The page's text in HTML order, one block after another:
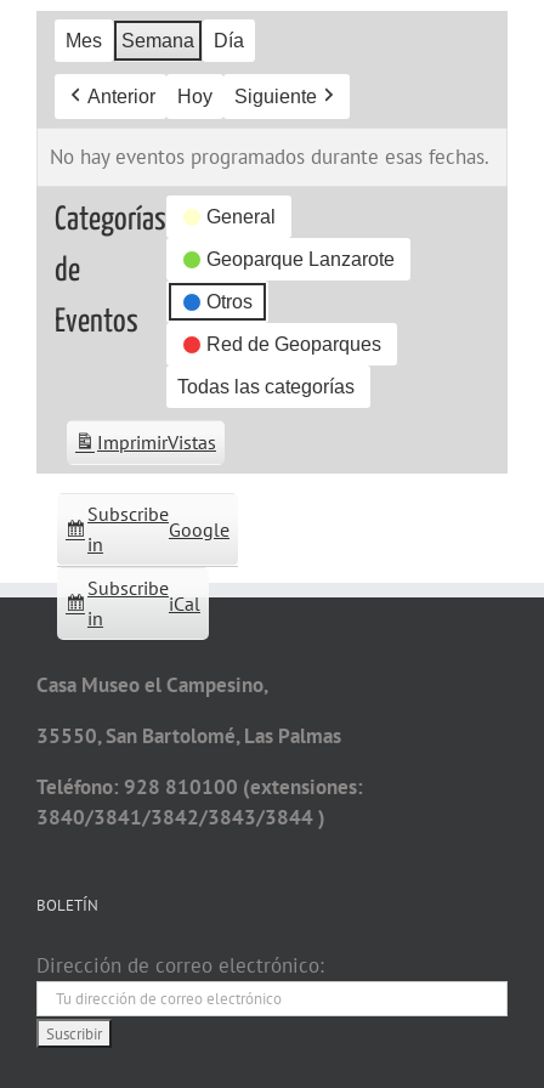
Mes Semana Día
Anterior Hoy Siguiente
No hay eventos programados durante esas fechas.
Categorías
de
Eventos
General
Geoparque Lanzarote
Otros
Red de Geoparques
Todas las categorías
Subscribe
in
Google
Subscribe
in
iCal
ImprimirVistas
Casa Museo el Campesino,
35550, San Bartolomé, Las Palmas
Teléfono: 928 810100 (extensiones:
3840/3841/3842/3843/3844 )
BOLETÍN
Dirección de correo electrónico: